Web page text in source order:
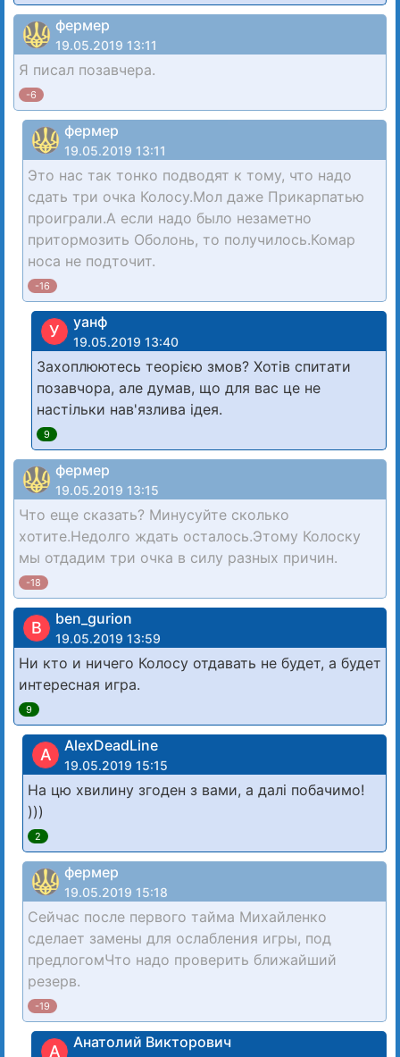
фермер
19.05.2019 13:11
Я писал позавчера.
-6
фермер
19.05.2019 13:11
Это нас так тонко подводят к тому, что надо
сдать три очка Колосу.Мол даже Прикарпатью
проиграли.А если надо было незаметно
притормозить Оболонь, то получилось.Комар
носа не подточит.
-16
У уанф
19.05.2019 13:40
Захоплюютесь теорією змов? Хотів спитати
позавчора, але думав, що для вас це не
настільки нав'язлива ідея.
9
фермер
19.05.2019 13:15
Что еще сказать? Минусуйте сколько
хотите.Недолго ждать осталось.Этому Колоску
мы отдадим три очка в силу разных причин.
-18
B ben_gurion
19.05.2019 13:59
Ни кто и ничего Колосу отдавать не будет, а будет
интересная игра.
9
A AlexDeadLine
19.05.2019 15:15
На цю хвилину згоден з вами, а далі побачимо!
)))
2
фермер
19.05.2019 15:18
Сейчас после первого тайма Михайленко
сделает замены для ослабления игры, под
предлогомЧто надо проверить ближайший
резерв.
-19
А Анатолий Викторович